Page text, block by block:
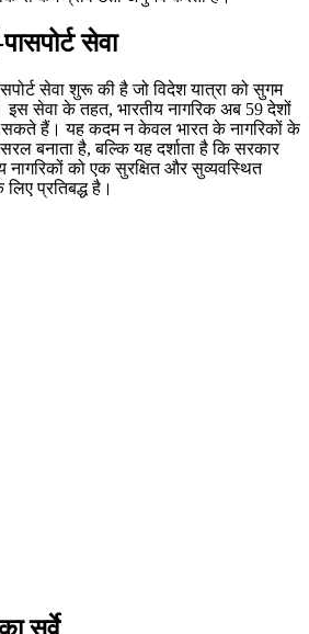
सेवा
सेवा शुरू की है जो विदेश यात्रा को सुगम
इस सेवा के तहत, भारतीय नागरिक अब 59 देशों
सकते हैं। यह कदम न केवल भारत के नागरिकों के
बनाता है, बल्कि यह दर्शाता है कि सरकार
नागरिकों को एक सुरक्षित और सुव्यवस्थित
प्रतिबद्ध है।